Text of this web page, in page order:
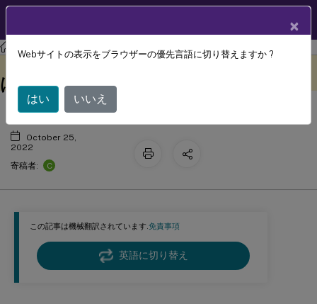
Session Recording Session Recording 2209
この記事は機械翻訳されています.免責事項
英語に切り替え
ライブセッションの再生の有効化また
は無効化
October 25,
2022
寄稿者:
C
×
Webサイトの表示をブラウザーの優先言語に切り替えますか ?
はい いいえ